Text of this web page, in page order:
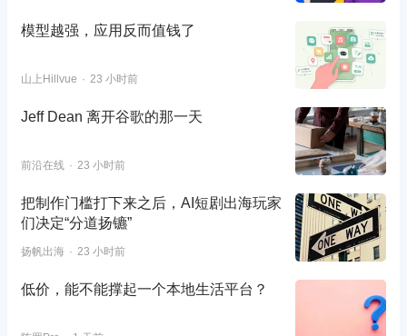
模型越强，应用反而值钱了
山上Hillvue 23 小时前
Jeff Dean 离开谷歌的那一天
前沿在线 23 小时前
把制作门槛打下来之后，AI短剧出海玩家
们决定“分道扬镳”
扬帆出海 23 小时前
低价，能不能撑起一个本地生活平台？